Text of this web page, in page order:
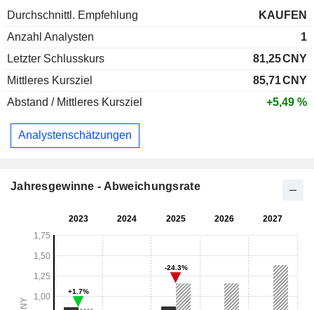
Durchschnittl. Empfehlung
KAUFEN
Anzahl Analysten
1
Letzter Schlusskurs
81,25CNY
Mittleres Kursziel
85,71CNY
Abstand / Mittleres Kursziel
+5,49 %
Analystenschätzungen
Jahresgewinne - Abweichungsrate